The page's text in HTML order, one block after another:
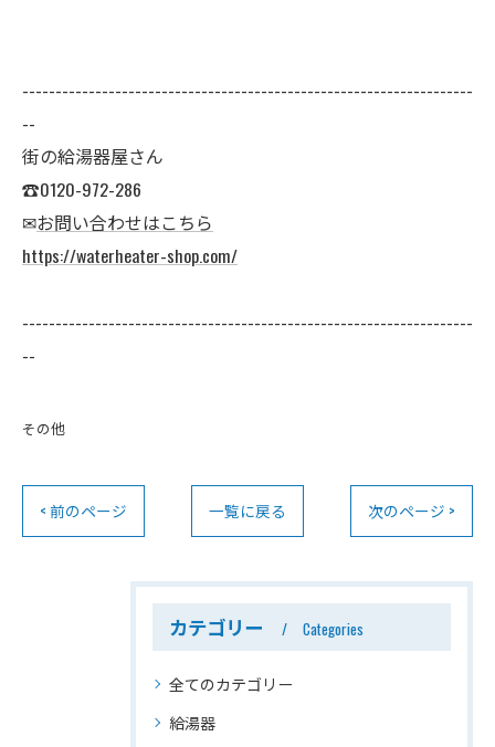
--------------------------------------------------------------------
--
街の給湯器屋さん
☎0120-972-286
✉お問い合わせはこちら
https://waterheater-shop.com/
--------------------------------------------------------------------
--
その他
< 前のページ 一覧に戻る 次のページ >
カテゴリー Categories
全てのカテゴリー
給湯器